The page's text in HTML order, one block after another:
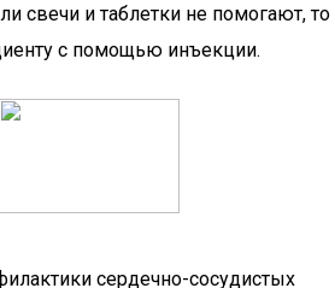
свечи и таблетки не помогают, то
с помощью инъекции.
сердечно-сосудистых